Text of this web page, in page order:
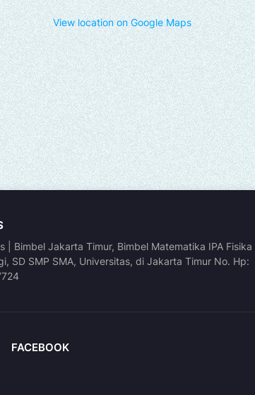
View location on Google Maps
| Bimbel Jakarta Timur, Bimbel Matematika IPA Fisika
SD SMP SMA, Universitas, di Jakarta Timur No. Hp:
FACEBOOK